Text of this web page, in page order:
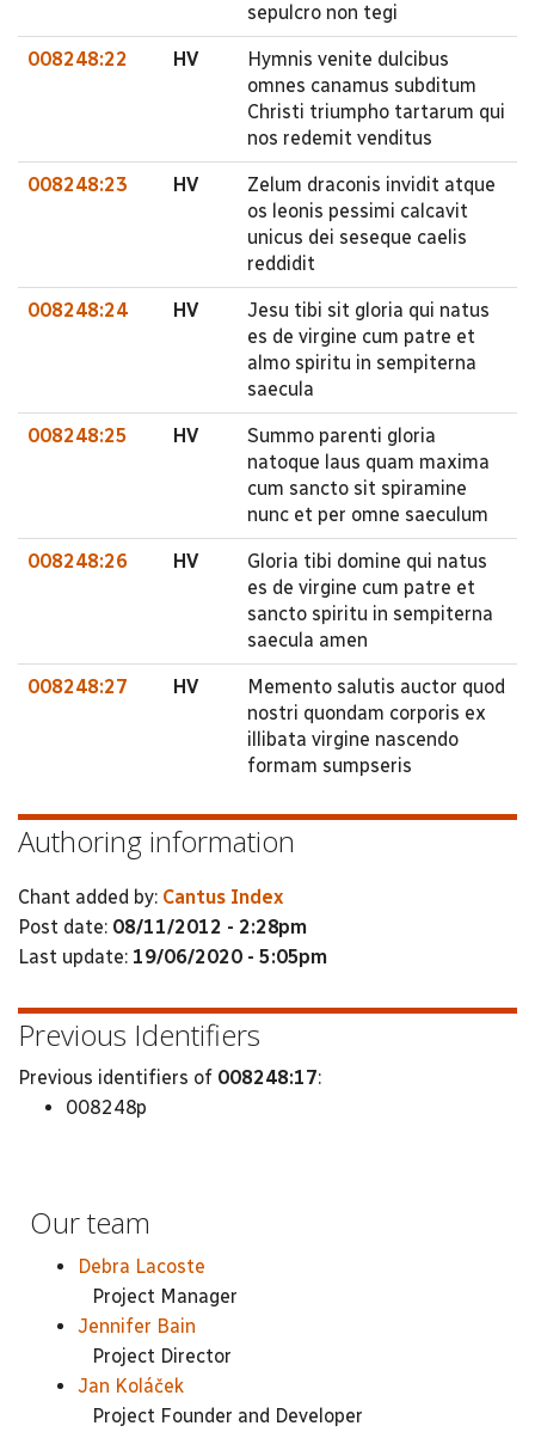
sepulcro non tegi
008248:22 HV
Hymnis venite dulcibus
omnes canamus subditum
Christi triumpho tartarum qui
nos redemit venditus
008248:23 HV
Zelum draconis invidit atque
os leonis pessimi calcavit
unicus dei seseque caelis
reddidit
008248:24 HV
Jesu tibi sit gloria qui natus
es de virgine cum patre et
almo spiritu in sempiterna
saecula
008248:25 HV
Summo parenti gloria
natoque laus quam maxima
cum sancto sit spiramine
nunc et per omne saeculum
008248:26 HV
Gloria tibi domine qui natus
es de virgine cum patre et
sancto spiritu in sempiterna
saecula amen
008248:27 HV
Memento salutis auctor quod
nostri quondam corporis ex
illibata virgine nascendo
formam sumpseris
Authoring information
Chant added by: Cantus Index
Post date: 08/11/2012 - 2:28pm
Last update: 19/06/2020 - 5:05pm
Previous Identifiers
Previous identifiers of 008248:17:
008248p
Our team
Debra Lacoste
Project Manager
Jennifer Bain
Project Director
Jan Koláček
Project Founder and Developer